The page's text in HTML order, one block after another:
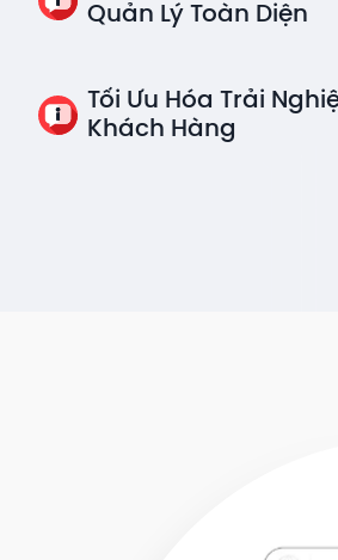
Quản Lý Toàn Diện
Tối Ưu Hóa Trải
Khách Hàng